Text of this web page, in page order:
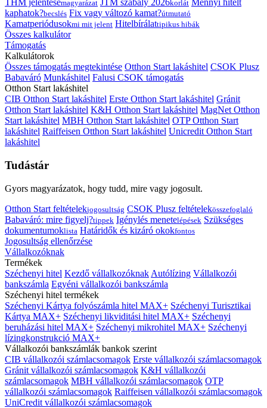
THM jelentésemagyarázat JTM szabály 2026korlát Mennyi hitelt
kaphatok?becslés Fix vagy változó kamat?útmutató
Kamatperiódusokmi mit jelent Hitelbírálattipikus hibák
Összes kalkulátor
Támogatás
Kalkulátorok
Összes támogatás megtekintése Otthon Start lakáshitel CSOK Plusz
Babaváró Munkáshitel Falusi CSOK támogatás
Otthon Start lakáshitel
CIB Otthon Start lakáshitel Erste Otthon Start lakáshitel Gránit
Otthon Start lakáshitel K&H Otthon Start lakáshitel MagNet Otthon
Start lakáshitel MBH Otthon Start lakáshitel OTP Otthon Start
lakáshitel Raiffeisen Otthon Start lakáshitel Unicredit Otthon Start
lakáshitel
Tudástár
Gyors magyarázatok, hogy tudd, mire vagy jogosult.
Otthon Start feltételekjogosultság CSOK Plusz feltételekösszefoglaló
Babaváró: mire figyelj?tippek Igénylés menetelépések Szükséges
dokumentumoklista Határidők és kizáró okokfontos
Jogosultság ellenőrzése
Vállalkozóknak
Termékek
Széchenyi hitel Kezdő vállalkozóknak Autólízing Vállalkozói
bankszámla Egyéni vállalkozói bankszámla
Széchenyi hitel termékek
Széchenyi Kártya folyószámla hitel MAX+ Széchenyi Turisztikai
Kártya MAX+ Széchenyi likviditási hitel MAX+ Széchenyi
beruházási hitel MAX+ Széchenyi mikrohitel MAX+ Széchenyi
lízingkonstrukció MAX+
Vállalkozói bankszámlák bankok szerint
CIB vállalkozói számlacsomagok Erste vállalkozói számlacsomagok
Gránit vállalkozói számlacsomagok K&H vállalkozói
számlacsomagok MBH vállalkozói számlacsomagok OTP
vállalkozói számlacsomagok Raiffeisen vállalkozói számlacsomagok
UniCredit vállalkozói számlacsomagok